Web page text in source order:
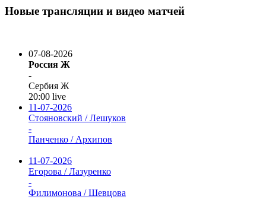
Новые трансляции и видео матчей
07-08-2026
Россия Ж
-
Сербия Ж
20:00 live
11-07-2026
Стояновский / Лешуков
-
Панченко / Архипов
11-07-2026
Егорова / Лазуренко
-
Филимонова / Шевцова